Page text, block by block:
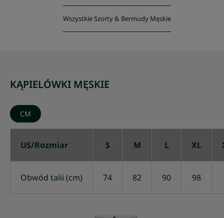
Wszystkie Szorty & Bermudy Męskie
KĄPIELÓWKI MĘSKIE
CM
US/Rozmiar S M L XL
Obwód talii (cm) 74 82 90 98